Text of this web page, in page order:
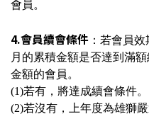
會員。
4.會員續會條件 ：若會員
月的累積金額是否達到滿
金額的會員。
(1)若有，將達成續會條件。
(2)若沒有，上年度為雄獅